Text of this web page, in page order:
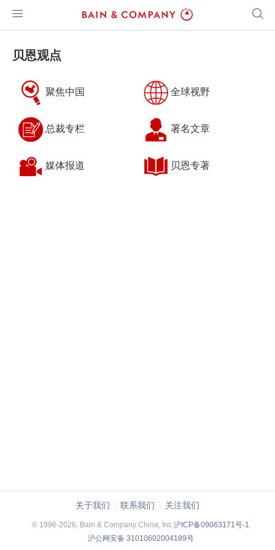
贝恩观点
聚焦中国 全球视野
总裁专栏 署名文章
媒体报道 贝恩专著
关于我们 联系我们 关注我们
© 1996-2026, Bain & Company China, Inc沪ICP备09063171号-1
沪公网安备 31010602004189号